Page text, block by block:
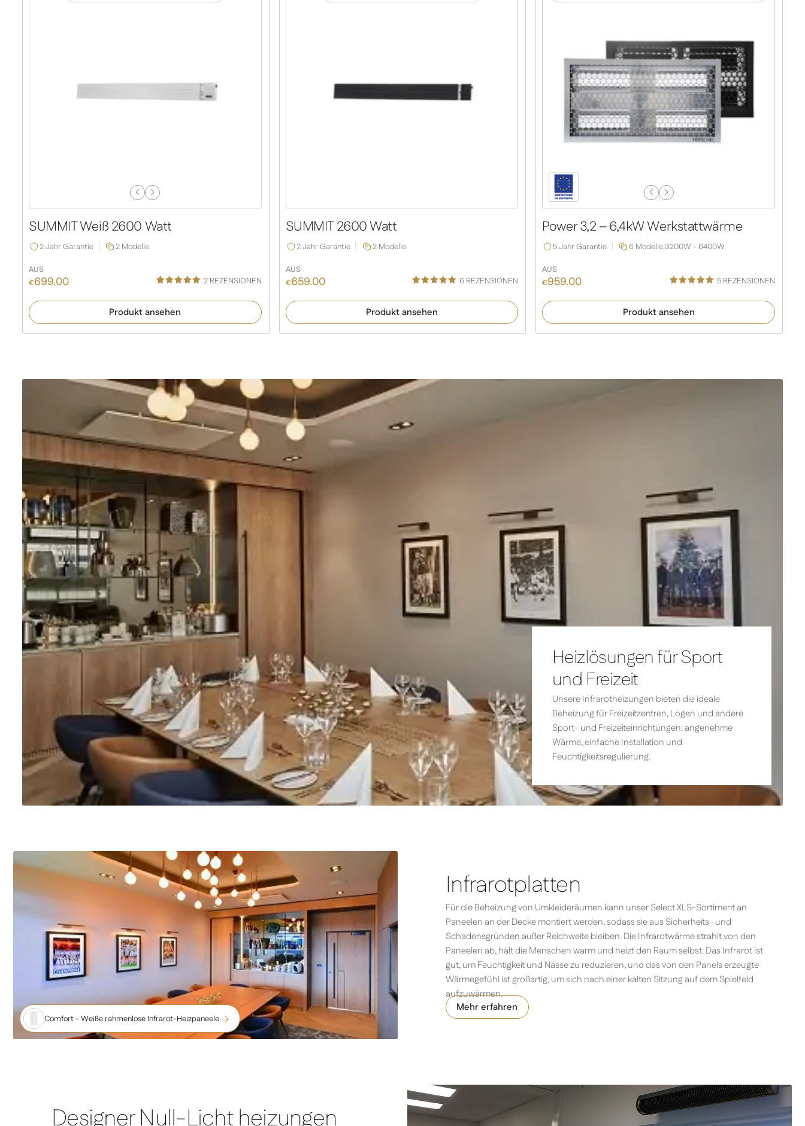
Previous
Next
SUMMIT Weiß 2600 Watt
2 Jahr Garantie 2 Modelle
AUS
€699.00
von 5,
Kundenbe
2REZENSIONEN
Produkt ansehen
SUMMIT 2600 Watt
2 Jahr Garantie 2 Modelle
AUS
€659.00
von 5,
Kundenbe
6 REZENSIONEN
Produkt ansehen
Previous
Next
Power 3,2 – 6,4kW Werkstattwärme
5 Jahr Garantie 6 Modelle,3200W - 6400W
AUS
€959.00
von 5,
Kundenbe
5REZENSIONEN
Produkt ansehen
Heizlösungen für Sport
und Freizeit
Unsere Infrarotheizungen bieten die ideale
Beheizung für Freizeitzentren, Logen und andere
Sport- und Freizeiteinrichtungen: angenehme
Wärme, einfache Installation und
Feuchtigkeitsregulierung.
Comfort - Weiße rahmenlose Infrarot-Heizpaneele
Infrarotplatten
Für die Beheizung von Umkleideräumen kann unser Select XLS-Sortiment an
Paneelen an der Decke montiert werden, sodass sie aus Sicherheits- und
Schadensgründen außer Reichweite bleiben. Die Infrarotwärme strahlt von den
Paneelen ab, hält die Menschen warm und heizt den Raum selbst. Das Infrarot ist
gut, um Feuchtigkeit und Nässe zu reduzieren, und das von den Panels erzeugte
Wärmegefühl ist großartig, um sich nach einer kalten Sitzung auf dem Spielfeld
aufzuwärmen.
Mehr erfahren
Designer Null-Licht heizungen